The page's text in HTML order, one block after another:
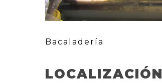
Bacaladería
LOCALIZACIÓN